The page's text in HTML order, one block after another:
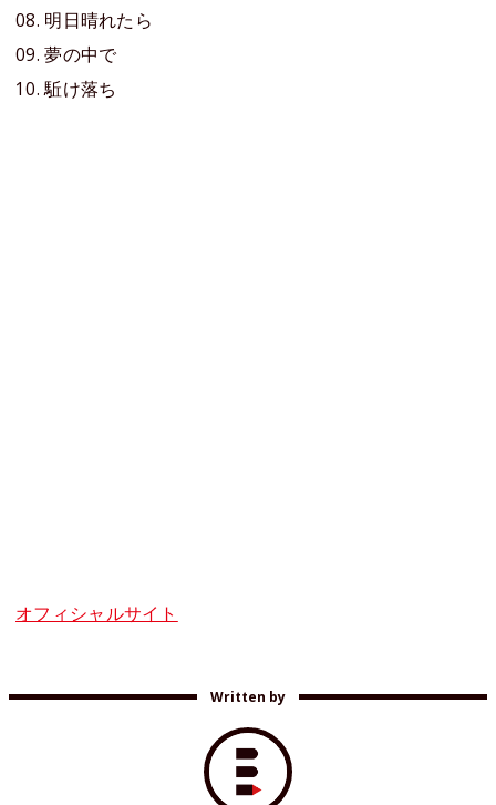
08. 明日晴れたら
09. 夢の中で
10. 駈け落ち
オフィシャルサイト
Written by